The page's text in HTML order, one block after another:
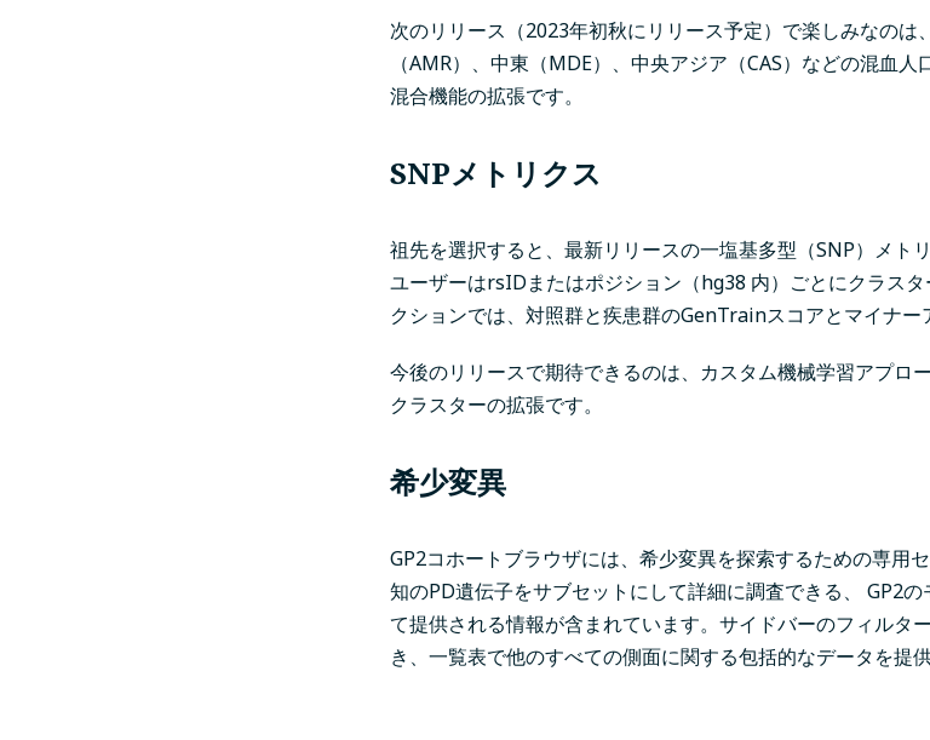
次のリリース（2023年初秋にリリース予定）で楽しみなのは
（AMR）、中東（MDE）、中央アジア（CAS）などの混血
混合機能の拡張です。
SNPメトリクス
祖先を選択すると、最新リリースの一塩基多型（SNP）メト
ユーザーはrsIDまたはポジション（hg38 内）ごとにクラス
クションでは、対照群と疾患群のGenTrainスコアとマイナー
今後のリリースで期待できるのは、カスタム機械学習アプロ
クラスターの拡張です。
希少変異
GP2コホートブラウザには、希少変異を探索するための専用
知のPD遺伝子をサブセットにして詳細に調査できる、 GP2
て提供される情報が含まれています。サイドバーのフィルタ
き、一覧表で他のすべての側面に関する包括的なデータを提供